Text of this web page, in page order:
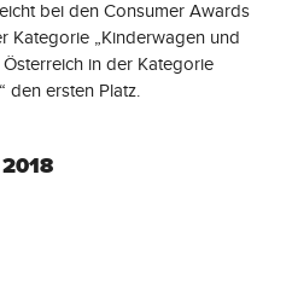
bei den Consumer Awards
Kategorie „Kinderwagen und
in der Kategorie
den ersten Platz.
2018